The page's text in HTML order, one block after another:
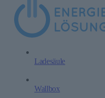
Ladesäule
Wallbox